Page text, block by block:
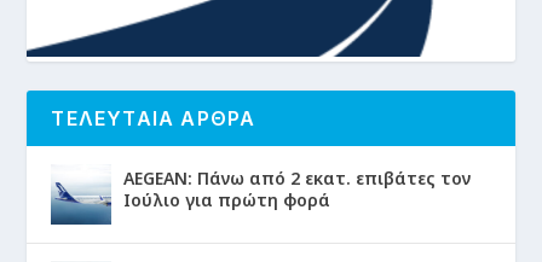
ΤΕΛΕΥΤΑΙΑ ΑΡΘΡΑ
AEGEAN: Πάνω από 2 εκατ. επιβάτες τον
Ιούλιο για πρώτη φορά